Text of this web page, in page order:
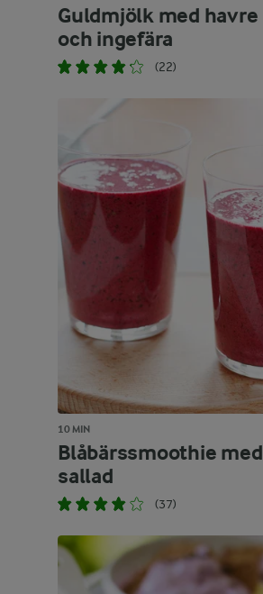
Guldmjölk med havre
och ingefära
(22)
10 MIN
Blåbärssmoothie med
sallad
(37)